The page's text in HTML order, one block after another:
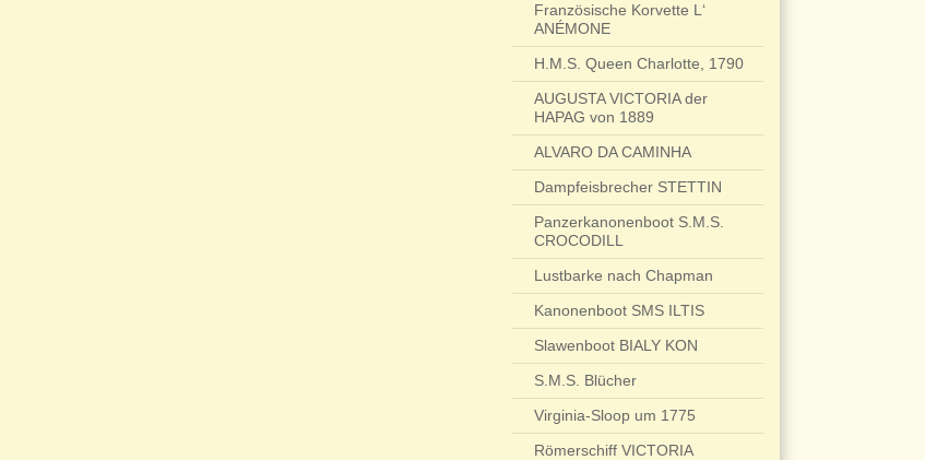
Französische Korvette L‘
ANÉMONE
H.M.S. Queen Charlotte, 1790
AUGUSTA VICTORIA der
HAPAG von 1889
ALVARO DA CAMINHA
Dampfeisbrecher STETTIN
Panzerkanonenboot S.M.S.
CROCODILL
Lustbarke nach Chapman
Kanonenboot SMS ILTIS
Slawenboot BIALY KON
S.M.S. Blücher
Virginia-Sloop um 1775
Römerschiff VICTORIA